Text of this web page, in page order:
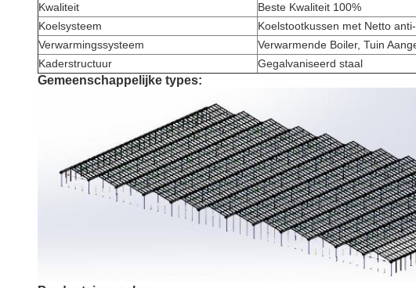
Kwaliteit
Beste Kwaliteit 100%
Koelsysteem
Koelstootkussen met Netto
Verwarmingssysteem
Verwarmende Boiler, Tuin
Kaderstructuur
Gegalvaniseerd staal
Gemeenschappelijke types: